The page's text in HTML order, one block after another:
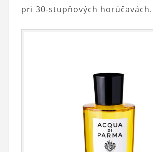
pri 30-stupňových horúčavách.